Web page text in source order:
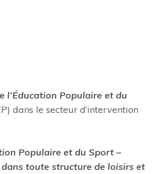
l’Éducation Populaire et du
) dans le secteur d’intervention
Populaire et du Sport –
toute structure de loisirs et